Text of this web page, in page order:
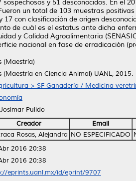
y 51 desconocidos. En el
un total de 103 muestras
17 con clasificación de origen
de cuál es el estatus ante dicha
y Calidad Agroalimentaria
nacional en fase de erradicación
(Maestría)
(Maestría en Ciencia Animal) UANL, 2015.
> SF Ganadería / Medicina
Pulido
Creador
Email
Rosas, Alejandra NO ESPECIFICADO
2016 20:38
2016 20:38
eprints.uanl.mx/id/eprint/9707